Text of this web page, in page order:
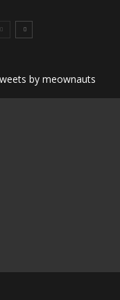
by meownauts